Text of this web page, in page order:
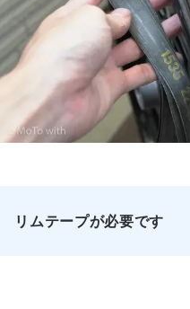
リムテープが必要です